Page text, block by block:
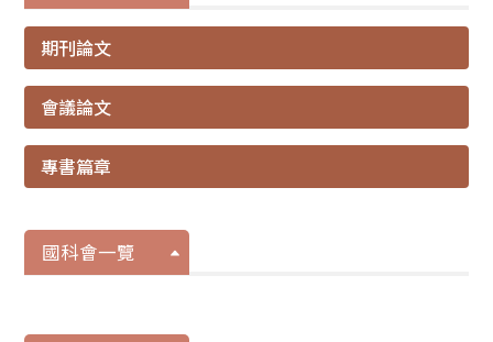
期刊論文
會議論文
專書篇章
國科會一覽